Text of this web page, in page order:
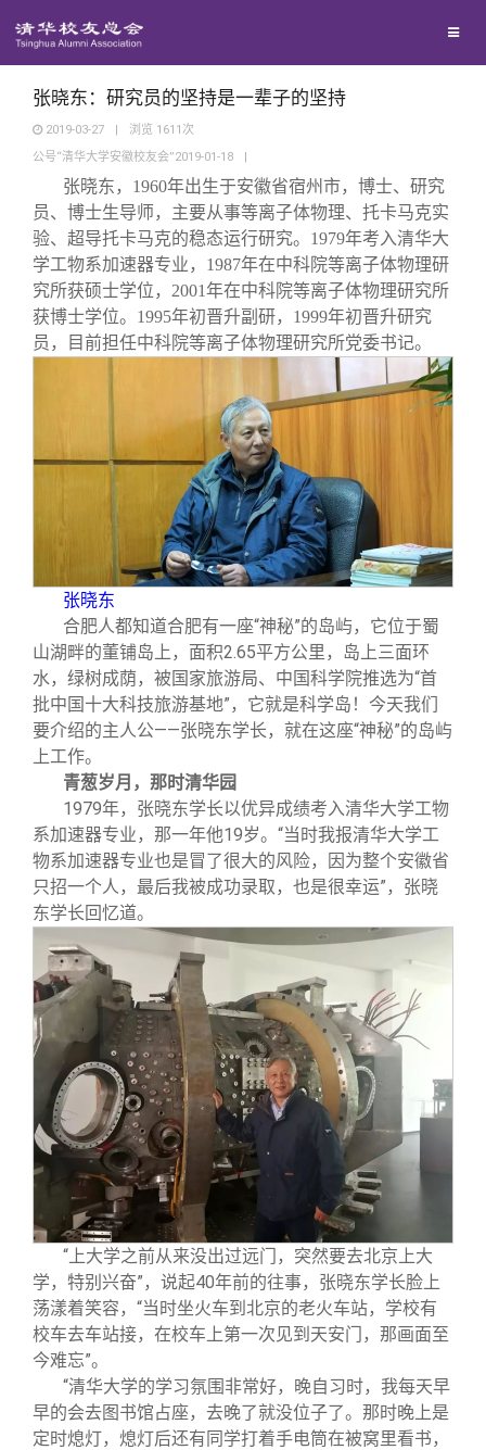
西南联大校友会
义工计划
新媒体平台
青春风采
校友文苑
校友讲坛
校友视界
校友服务
终身学习
信息化服务
三创大赛
实用信息
校友总会
总会简介
会长致辞
总会章程
理事会名单
联系我们
关闭
张晓东：研究员的坚持是一辈子的坚持
2019-03-27 | 浏览 1611 次
公号“清华大学安徽校友会”2019-01-18
|
张晓东，1960年出生于安徽省宿州市，博士、研究
员、博士生导师，主要从事等离子体物理、托卡马克实
验、超导托卡马克的稳态运行研究。1979年考入清华大
学工物系加速器专业，1987年在中科院等离子体物理研
究所获硕士学位，2001年在中科院等离子体物理研究所
获博士学位。1995年初晋升副研，1999年初晋升研究
员，目前担任中科院等离子体物理研究所党委书记。
张晓东
合肥人都知道合肥有一座“神秘”的岛屿，它位于蜀
山湖畔的董铺岛上，面积2.65平方公里，岛上三面环
水，绿树成荫，被国家旅游局、中国科学院推选为“首
批中国十大科技旅游基地”，它就是科学岛！今天我们
要介绍的主人公——张晓东学长，就在这座“神秘”的岛屿
上工作。
青葱岁月，那时清华园
1979年，张晓东学长以优异成绩考入清华大学工物
系加速器专业，那一年他19岁。“当时我报清华大学工
物系加速器专业也是冒了很大的风险，因为整个安徽省
只招一个人，最后我被成功录取，也是很幸运”，张晓
东学长回忆道。
“上大学之前从来没出过远门，突然要去北京上大
学，特别兴奋”，说起40年前的往事，张晓东学长脸上
荡漾着笑容，“当时坐火车到北京的老火车站，学校有
校车去车站接，在校车上第一次见到天安门，那画面至
今难忘”。
“清华大学的学习氛围非常好，晚自习时，我每天早
早的会去图书馆占座，去晚了就没位子了。那时晚上是
定时熄灯，熄灯后还有同学打着手电筒在被窝里看书，